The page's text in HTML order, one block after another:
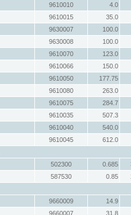
9610010
4.0
9610015
35.0
9630007
100.0
9630008
100.0
9610070
123.0
9610066
150.0
9610050
177.75
9610080
263.0
9610075
284.7
9610035
507.3
9610040
540.0
9610045
612.0
502300 0.685
587530 0.85
9660009
14.9
9660007
31.8